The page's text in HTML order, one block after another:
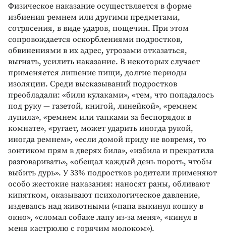
Физическое наказание осуществляется в форме
избиения ремнем или другими предметами,
сотрясения, в виде ударов, пощечин. При этом
сопровождается оскорблениями подростков,
обвинениями в их адрес, угрозами отказаться,
выгнать, усилить наказание. В некоторых случает
применяется лишение пищи, долгие периоды
изоляции. Среди высказываний подростков
преобладали: «били кулаками», «тем, что попадалось
под руку — газетой, книгой, линейкой», «ремнем
лупила», «ремнем или тапками за беспорядок в
комнате», «ругает, может ударить иногда рукой,
иногда ремнем», «если домой приду не вовремя, то
зонтиком прям в дверях била», «избила и прекратила
разговаривать», «обещал каждый день пороть, чтобы
выбить дурь». У 33% подростков родители применяют
особо жестокие наказания: наносят раны, обливают
кипятком, оказывают психологическое давление,
издеваясь над животными («папа выкинул кошку в
окно», «сломал собаке лапу из-за меня», «кинул в
меня кастрюлю с горячим молоком»).